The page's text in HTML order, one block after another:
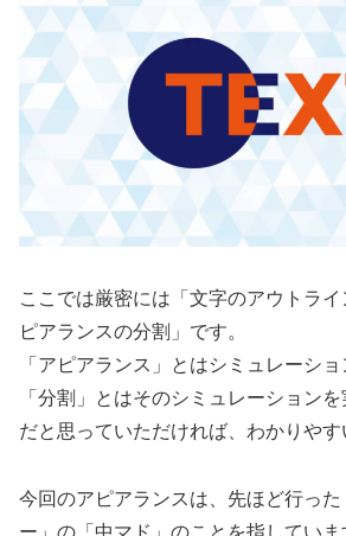
ここでは厳密には「文字のアウトラ
ピアランスの分割」です。
「アピアランス」とはシミュレーショ
「分割」とはそのシミュレーション
だと思っていただければ、わかりやす
今回のアピアランスは、先ほど行っ